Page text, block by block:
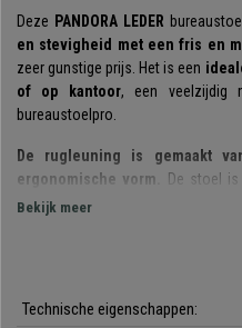
Deze PANDORA LEDER
en stevigheid met een fris en
zeer gunstige prijs. Het is een
of op kantoor, een veelzijdig
bureaustoelpro.
De rugleuning is gemaakt
ergonomische vorm.
De stoel
materiaal zorgt voor een optimaal
De stoelbeschikt over een
Bekijk meer
Technische eigenschappen: